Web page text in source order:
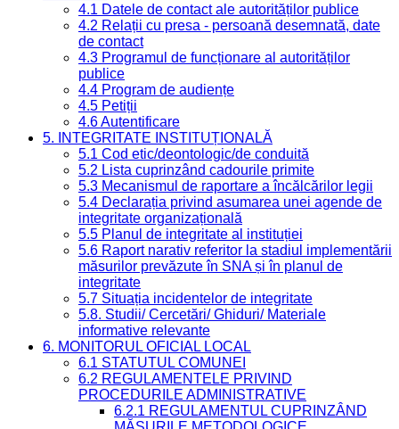
4.1 Datele de contact ale autorităților publice
4.2 Relații cu presa - persoană desemnată, date
de contact
4.3 Programul de funcționare al autorităților
publice
4.4 Program de audiențe
4.5 Petiții
4.6 Autentificare
5. INTEGRITATE INSTITUȚIONALĂ
5.1 Cod etic/deontologic/de conduită
5.2 Lista cuprinzând cadourile primite
5.3 Mecanismul de raportare a încălcărilor legii
5.4 Declarația privind asumarea unei agende de
integritate organizațională
5.5 Planul de integritate al instituției
5.6 Raport narativ referitor la stadiul implementării
măsurilor prevăzute în SNA și în planul de
integritate
5.7 Situația incidentelor de integritate
5.8. Studii/ Cercetări/ Ghiduri/ Materiale
informative relevante
6. MONITORUL OFICIAL LOCAL
6.1 STATUTUL COMUNEI
6.2 REGULAMENTELE PRIVIND
PROCEDURILE ADMINISTRATIVE
6.2.1 REGULAMENTUL CUPRINZÂND